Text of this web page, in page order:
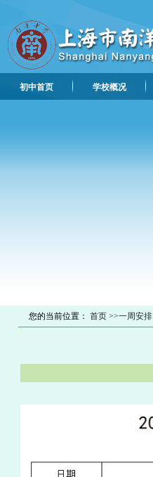
初中首页 学校概况
您的当前位置：首页 >>一周安排